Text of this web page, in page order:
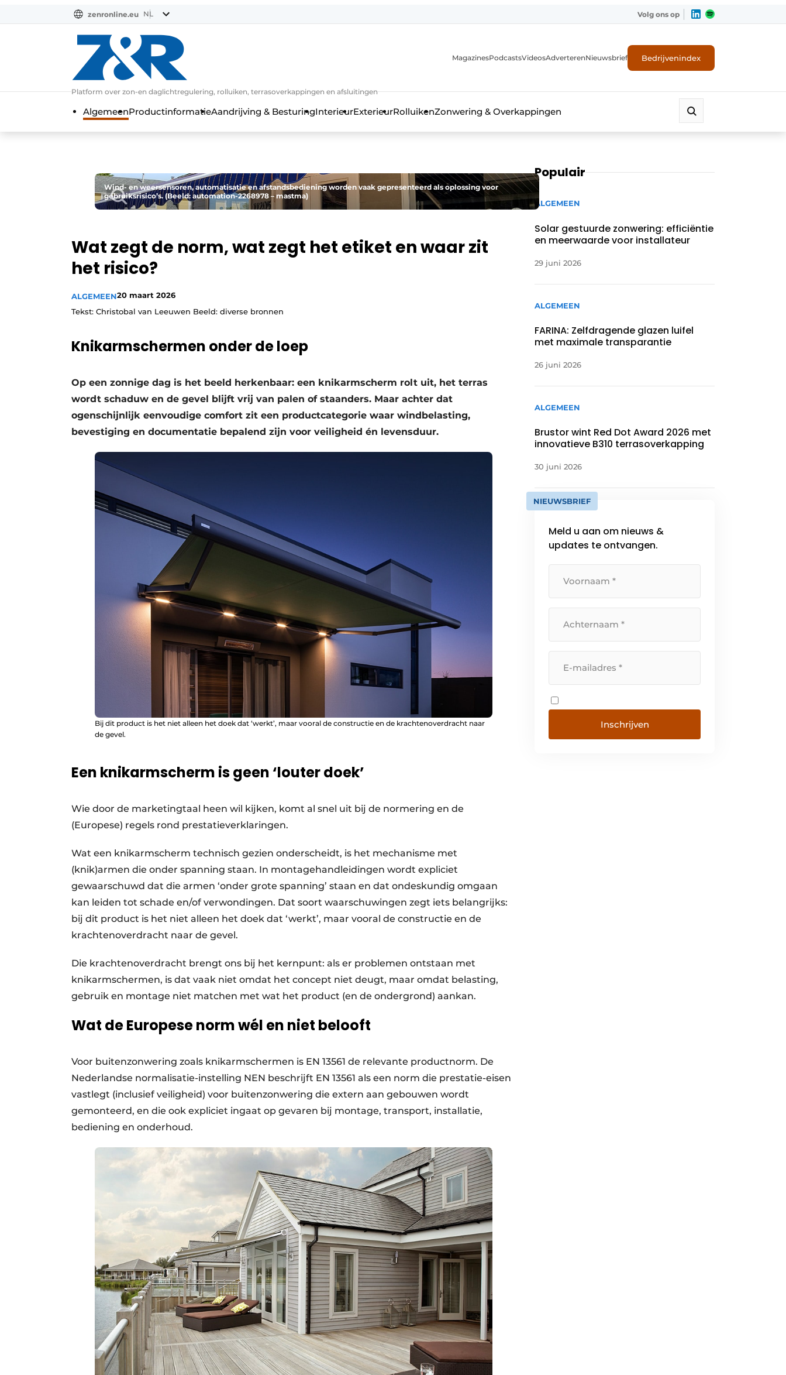
zenronline.eu NL Volg ons op
Platform over zon-en daglichtregulering, rolluiken, terrasoverkappingen en afsluitingen
MagazinesPodcastsVideosAdverterenNieuwsbrief Bedrijvenindex
AlgemeenProductinformatieAandrijving & BesturingInterieurExterieurRolluikenZonwering & Overkappingen
Wind- en weersensoren, automatisatie en afstandsbediening worden vaak gepresenteerd als oplossing voor
gebruiksrisico’s. (Beeld: automation-2268978 – mastma)
Wat zegt de norm, wat zegt het etiket en waar zit
het risico?
ALGEMEEN20 maart 2026
Tekst: Christobal van Leeuwen Beeld: diverse bronnen
Knikarmschermen onder de loep
Op een zonnige dag is het beeld herkenbaar: een knikarmscherm rolt uit, het terras
wordt schaduw en de gevel blijft vrij van palen of staanders. Maar achter dat
ogenschijnlijk eenvoudige comfort zit een productcategorie waar windbelasting,
bevestiging en documentatie bepalend zijn voor veiligheid én levensduur.
Bij dit product is het niet alleen het doek dat ‘werkt’, maar vooral de constructie en de krachtenoverdracht naar
de gevel.
Een knikarmscherm is geen ‘louter doek’
Wie door de marketingtaal heen wil kijken, komt al snel uit bij de normering en de
(Europese) regels rond prestatieverklaringen.
Wat een knikarmscherm technisch gezien onderscheidt, is het mechanisme met
(knik)armen die onder spanning staan. In montagehandleidingen wordt expliciet
gewaarschuwd dat die armen ‘onder grote spanning’ staan en dat ondeskundig omgaan
kan leiden tot schade en/of verwondingen. Dat soort waarschuwingen zegt iets belangrijks:
bij dit product is het niet alleen het doek dat ‘werkt’, maar vooral de constructie en de
krachtenoverdracht naar de gevel.
Die krachtenoverdracht brengt ons bij het kernpunt: als er problemen ontstaan met
knikarmschermen, is dat vaak niet omdat het concept niet deugt, maar omdat belasting,
gebruik en montage niet matchen met wat het product (en de ondergrond) aankan.
Wat de Europese norm wél en niet belooft
Voor buitenzonwering zoals knikarmschermen is EN 13561 de relevante productnorm. De
Nederlandse normalisatie-instelling NEN beschrijft EN 13561 als een norm die prestatie-eisen
vastlegt (inclusief veiligheid) voor buitenzonwering die extern aan gebouwen wordt
gemonteerd, en die ook expliciet ingaat op gevaren bij montage, transport, installatie,
bediening en onderhoud.
Populair
ALGEMEEN
Solar gestuurde zonwering: efficiëntie
en meerwaarde voor installateur
29 juni 2026
ALGEMEEN
FARINA: Zelfdragende glazen luifel
met maximale transparantie
26 juni 2026
ALGEMEEN
Brustor wint Red Dot Award 2026 met
innovatieve B310 terrasoverkapping
30 juni 2026
NIEUWSBRIEF
Meld u aan om nieuws &
updates te ontvangen.
Inschrijven